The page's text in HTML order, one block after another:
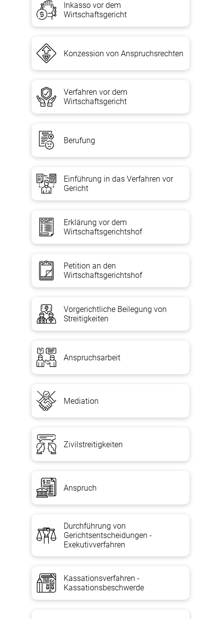
Inkasso vor dem
Wirtschaftsgericht
Konzession von Anspruchsrechten
Verfahren vor dem
Wirtschaftsgericht
Berufung
Einführung in das Verfahren vor
Gericht
Erklärung vor dem
Wirtschaftsgerichtshof
Petition an den
Wirtschaftsgerichtshof
Vorgerichtliche Beilegung von
Streitigkeiten
Anspruchsarbeit
Mediation
Zivilstreitigkeiten
Anspruch
Durchführung von
Gerichtsentscheidungen -
Exekutivverfahren
Kassationsverfahren -
Kassationsbeschwerde